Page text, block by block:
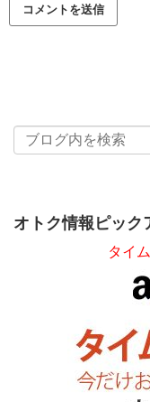
オトク情報ピック
タイ